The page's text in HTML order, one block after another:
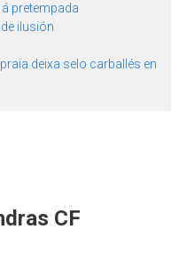
pretempada
ilusión
deixa selo carballés en
CF